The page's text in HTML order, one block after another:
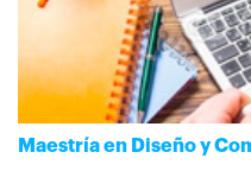
Maestría en Diseño y